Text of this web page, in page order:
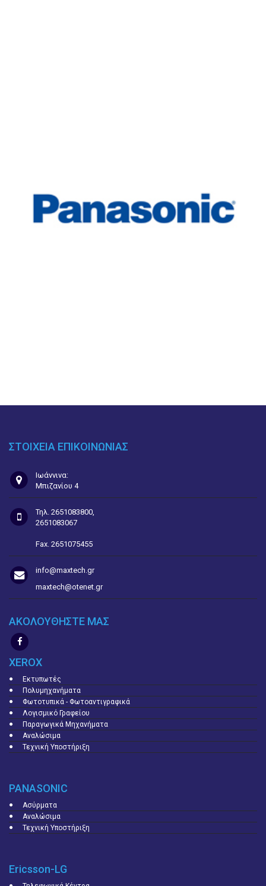
ΣΤΟΙΧΕΙΑ ΕΠΙΚΟΙΝΩΝΙΑΣ
Ιωάννινα:
Μπιζανίου 4
Τηλ. 2651083800,
2651083067
Fax. 2651075455
info@maxtech.gr
maxtech@otenet.gr
ΑΚΟΛΟΥΘΗΣΤΕ ΜΑΣ
XEROX
Εκτυπωτές
Πολυμηχανήματα
Φωτοτυπικά - Φωτοαντιγραφικά
Λογισμικό Γραφείου
Παραγωγικά Μηχανήματα
Αναλώσιμα
Τεχνική Υποστήριξη
PANASONIC
Ασύρματα
Αναλώσιμα
Τεχνική Υποστήριξη
Ericsson-LG